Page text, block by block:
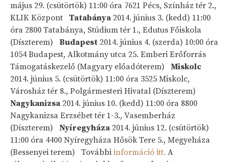
május 29. (csütörtök) 11:00 óra 7621 Pécs, Színház tér 2.,
KLIK Központ Tatabánya 2014. június 3. (kedd) 11:00
óra 2800 Tatabánya, Stúdium tér 1., Edutus Főiskola
(Díszterem) Budapest 2014. június 4. (szerda) 10:00 óra
1054 Budapest, Alkotmány utca 25. Emberi Erőforrás
Támogatáskezelő (Magyary előadóterem) Miskolc
2014. június 5. (csütörtök) 11:00 óra 3525 Miskolc,
Városház tér 8., Polgármesteri Hivatal (Díszterem)
Nagykanizsa 2014. június 10. (kedd) 11:00 óra 8800
Nagykanizsa Erzsébet tér 1-3., Vasemberház
(Díszterem) Nyíregyháza 2014. június 12. (csütörtök)
11:00 óra 4400 Nyíregyháza Hősök Tere 5., Megyeháza
(Bessenyei terem) További információ itt. A